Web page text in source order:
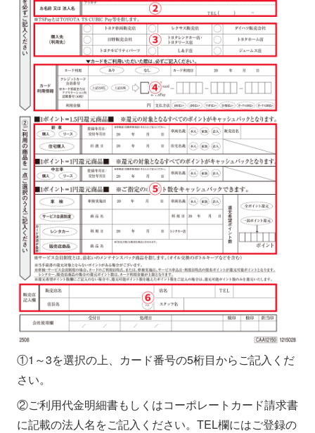
①1～3を選択の上、カード番号の5桁目からご記入くだ
さい。
②ご利用代金明細書もしくはコーポレートカード請求書
に記載の法人名をご記入ください。TEL欄にはご登録の